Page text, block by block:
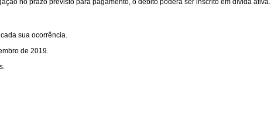
no prazo previsto para pagamento, o débito poderá ser inscrito em dívida ativa.
sua ocorrência.
de 2019.